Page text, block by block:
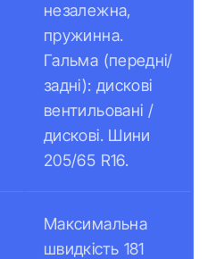
незалежна,
пружинна.
Гальма (передні/
задні): дискові
вентильовані /
дискові. Шини
205/65 R16.
Максимальна
швидкість 181